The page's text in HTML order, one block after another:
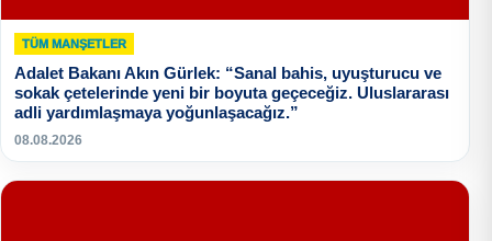
TÜM MANŞETLER
Adalet Bakanı Akın Gürlek: “Sanal bahis, uyuşturucu ve
sokak çetelerinde yeni bir boyuta geçeceğiz. Uluslararası
adli yardımlaşmaya yoğunlaşacağız.”
08.08.2026